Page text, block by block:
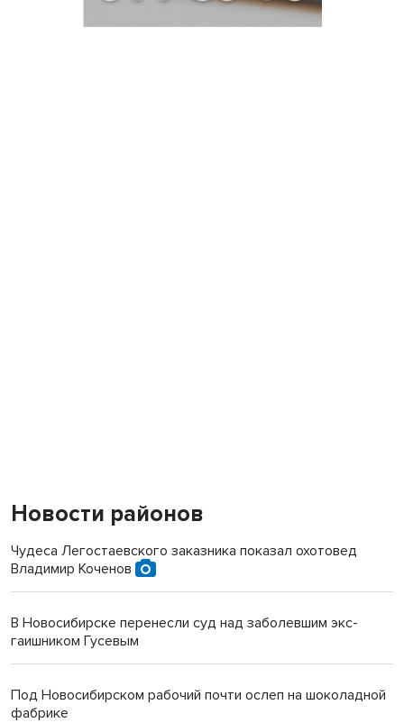
Новости районов
Чудеса Легостаевского заказника показал охотовед
Владимир Коченов
В Новосибирске перенесли суд над заболевшим экс-
гаишником Гусевым
Под Новосибирском рабочий почти ослеп на шоколадной
фабрике